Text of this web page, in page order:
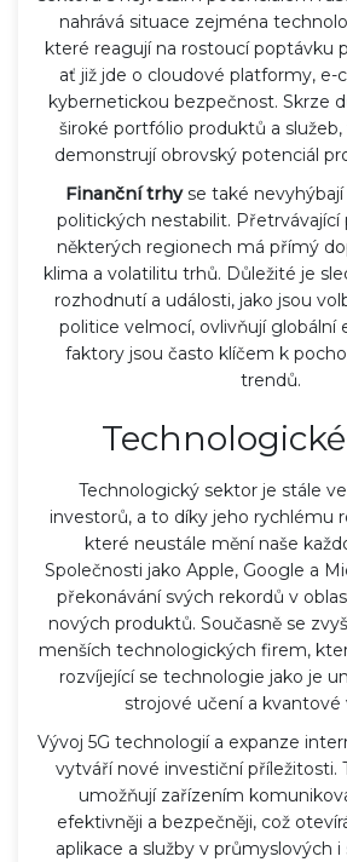
nahrává situace zejména
které reagují na rostoucí poptávku
ať již jde o cloudové platformy, e-
kybernetickou bezpečnost. Skrze
široké portfólio produktů a
demonstrují obrovský potenciál
Finanční trhyse také nevyhýbají
politických nestabilit. Přetrvávající
některých regionech má přímý
klima a volatilitu trhů. Důležité je
rozhodnutí a události, jako jsou
politice velmocí, ovlivňují globální
faktory jsou často klíčem k
trendů.
Technologický sektor je stále
investorů, a to díky jeho rychlému
které neustále mění naše
Společnosti jako Apple, Google a
překonávání svých rekordů v
nových produktů. Současně se
menších technologických firem,
rozvíjející se technologie jako je
strojové učení a kvantové
Vývoj 5G technologií a expanze
vytváří nové investiční příležitosti.
umožňují zařízením
efektivněji a bezpečněji, což
aplikace a služby v průmyslových